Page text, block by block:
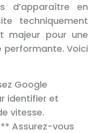
d’apparaître en
techniquement
majeur pour une
performante. Voici
Google
identifier et
vitesse.
Assurez-vous